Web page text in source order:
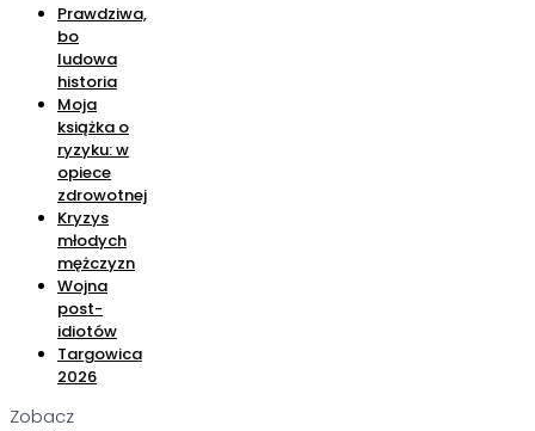
Prawdziwa,
bo
ludowa
historia
Moja
książka o
ryzyku: w
opiece
zdrowotnej
Kryzys
młodych
mężczyzn
Wojna
post-
idiotów
Targowica
2026
Zobacz